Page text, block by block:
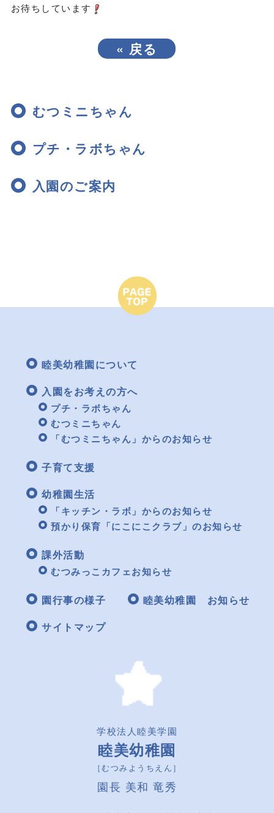
お待ちしています
« 戻る
むつミニちゃん
プチ・ラボちゃん
入園のご案内
睦美幼稚園について
入園をお考えの方へ
プチ・ラボちゃん
むつミニちゃん
「むつミニちゃん」からのお知らせ
子育て支援
幼稚園生活
「キッチン・ラボ」からのお知らせ
預かり保育「にこにこクラブ」のお知らせ
課外活動
むつみっこカフェお知らせ
園行事の様子
睦美幼稚園 お知らせ
サイトマップ
学校法人睦美学園
睦美幼稚園
［むつみようちえん］
園長 美和 竜秀